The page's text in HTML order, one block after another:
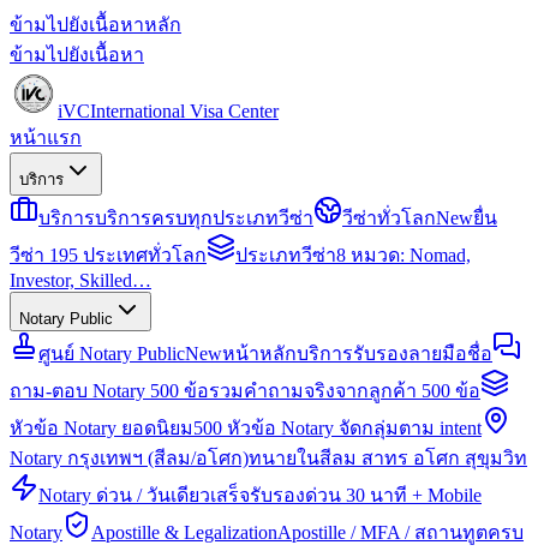
ข้ามไปยังเนื้อหาหลัก
ข้ามไปยังเนื้อหา
iVCInternational Visa Center
หน้าแรก
บริการ
บริการบริการครบทุกประเภทวีซ่า วีซ่าทั่วโลกNewยื่น
วีซ่า 195 ประเทศทั่วโลก
ประเภทวีซ่า8 หมวด: Nomad,
Investor, Skilled…
Notary Public
ศูนย์ Notary PublicNewหน้าหลักบริการรับรองลายมือชื่อ
ถาม-ตอบ Notary 500 ข้อรวมคำถามจริงจากลูกค้า 500 ข้อ
หัวข้อ Notary ยอดนิยม500 หัวข้อ Notary จัดกลุ่มตาม intent
Notary กรุงเทพฯ (สีลม/อโศก)ทนายในสีลม สาทร อโศก สุขุมวิท
Notary ด่วน / วันเดียวเสร็จรับรองด่วน 30 นาที + Mobile
Notary
Apostille & LegalizationApostille / MFA / สถานทูตครบ